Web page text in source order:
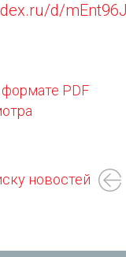
d/
PDF
новостей